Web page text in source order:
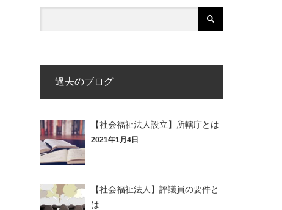
過去のブログ
【社会福祉法人設立】所轄庁とは
2021年1月4日
【社会福祉法人】評議員の要件と
は